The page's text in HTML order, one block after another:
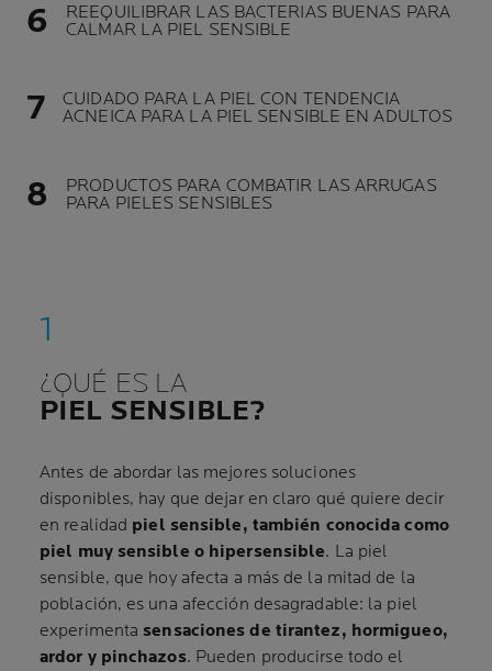
REEQUILIBRAR LAS BACTERIAS BUENAS PARA
CALMAR LA PIEL SENSIBLE
CUIDADO PARA LA PIEL CON TENDENCIA
ACNEICA PARA LA PIEL SENSIBLE EN ADULTOS
PRODUCTOS PARA COMBATIR LAS ARRUGAS
PARA PIELES SENSIBLES
¿QUÉ ES LA
PIEL SENSIBLE?
Antes de abordar las mejores soluciones
disponibles, hay que dejar en claro qué quiere decir
en realidad piel sensible, también conocida como
piel muy sensible o hipersensible. La piel
sensible, que hoy afecta a más de la mitad de la
población, es una afección desagradable: la piel
experimenta sensaciones de tirantez, hormigueo,
ardor y pinchazos. Pueden producirse todo el